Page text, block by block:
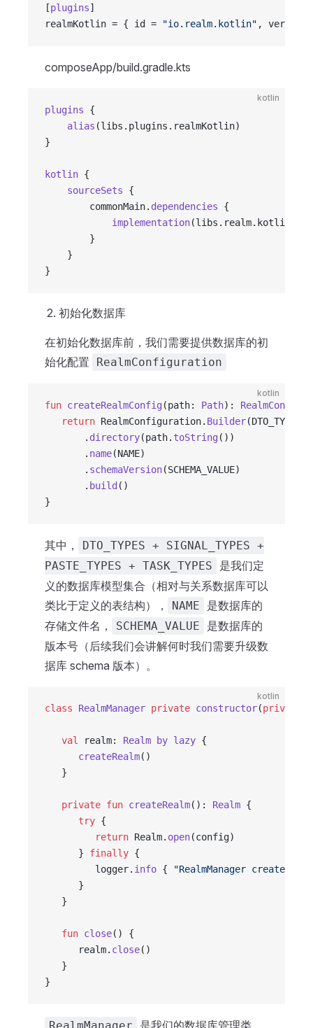
[plugins]
realmKotlin = { id =
"io.realm.kotlin" ,
composeApp/build.gradle.kts
kotlin
plugins {
    alias
(libs.plugins.realmKotlin)
}
kotlin {
    sourceSets
{
        commonMain.
dependencies {
            implementation
        }
    }
}
初始化数据库
在初始化数据库前，我们需要提供数据库的初
始化配置
RealmConfiguration
kotlin
fun createRealmConfig (path: Path):
   return
RealmConfiguration. Builder(DTO_TYPES
       .
directory(path. toString ())
       .
name(NAME)
       .
schemaVersion(SCHEMA_VALUE)
       .
build ()
}
其中，
DTO_TYPES + SIGNAL_TYPES +
PASTE_TYPES + TASK_TYPES
是我们定
义的数据库模型集合（相对与关系数据库可以
类比于定义的表结构），
NAME
是数据库的
存储文件名，
SCHEMA_VALUE
是数据库的
版本号（后续我们会讲解何时我们需要升级数
据库 schema 版本）。
kotlin
class RealmManager private constructor(private
   val
realm: Realm by lazy {
      createRealm
()
   }
   private
fun createRealm(): Realm {
      try
{
         return
Realm. open(config)
      }
finally {
         logger.
info {
"RealmManager
      }
   }
   fun
close() {
      realm.
close()
   }
}